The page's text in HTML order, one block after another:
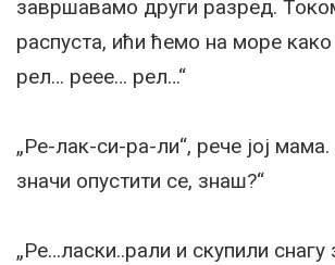
завршавамо други разред.
распуста, ићи ћемо на море
рел… реее… рел…“
„Ре-лак-си-ра-ли“, рече јој
значи опустити се, знаш?“
„Ре…ласки..рали и скупили снагу